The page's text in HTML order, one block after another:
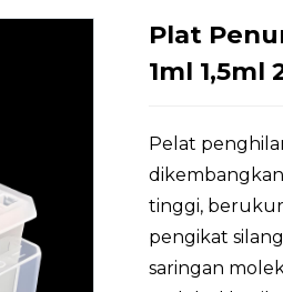
Plat
1ml 1,5ml
Pelat
tinggi,
pengikat
saringan